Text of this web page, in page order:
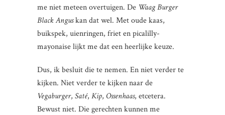
me niet meteen overtuigen. De Waag Burger
Black Anguskan dat wel. Met oude kaas,
buikspek, uienringen, friet en picalilly-
mayonaise lijkt me dat een heerlijke keuze.
Dus, ik besluit die te nemen. En niet verder te
kijken. Niet verder te kijken naar de
Vegaburger, Saté, Kip, Ossenhaas, etcetera.
Bewust niet. Die gerechten kunnen me